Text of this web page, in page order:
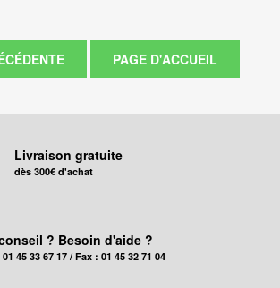
Livraison gratuite
dès 300€ d'achat
? Besoin d'aide ?
45 33 67 17 / Fax : 01 45 32 71 04